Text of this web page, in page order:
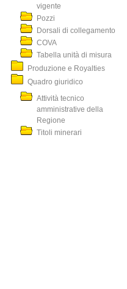
vigente
Pozzi
Dorsali di collegamento
COVA
Tabella unità di misura
Produzione e Royalties
Quadro giuridico
Attività tecnico
amministrative della
Regione
Titoli minerari